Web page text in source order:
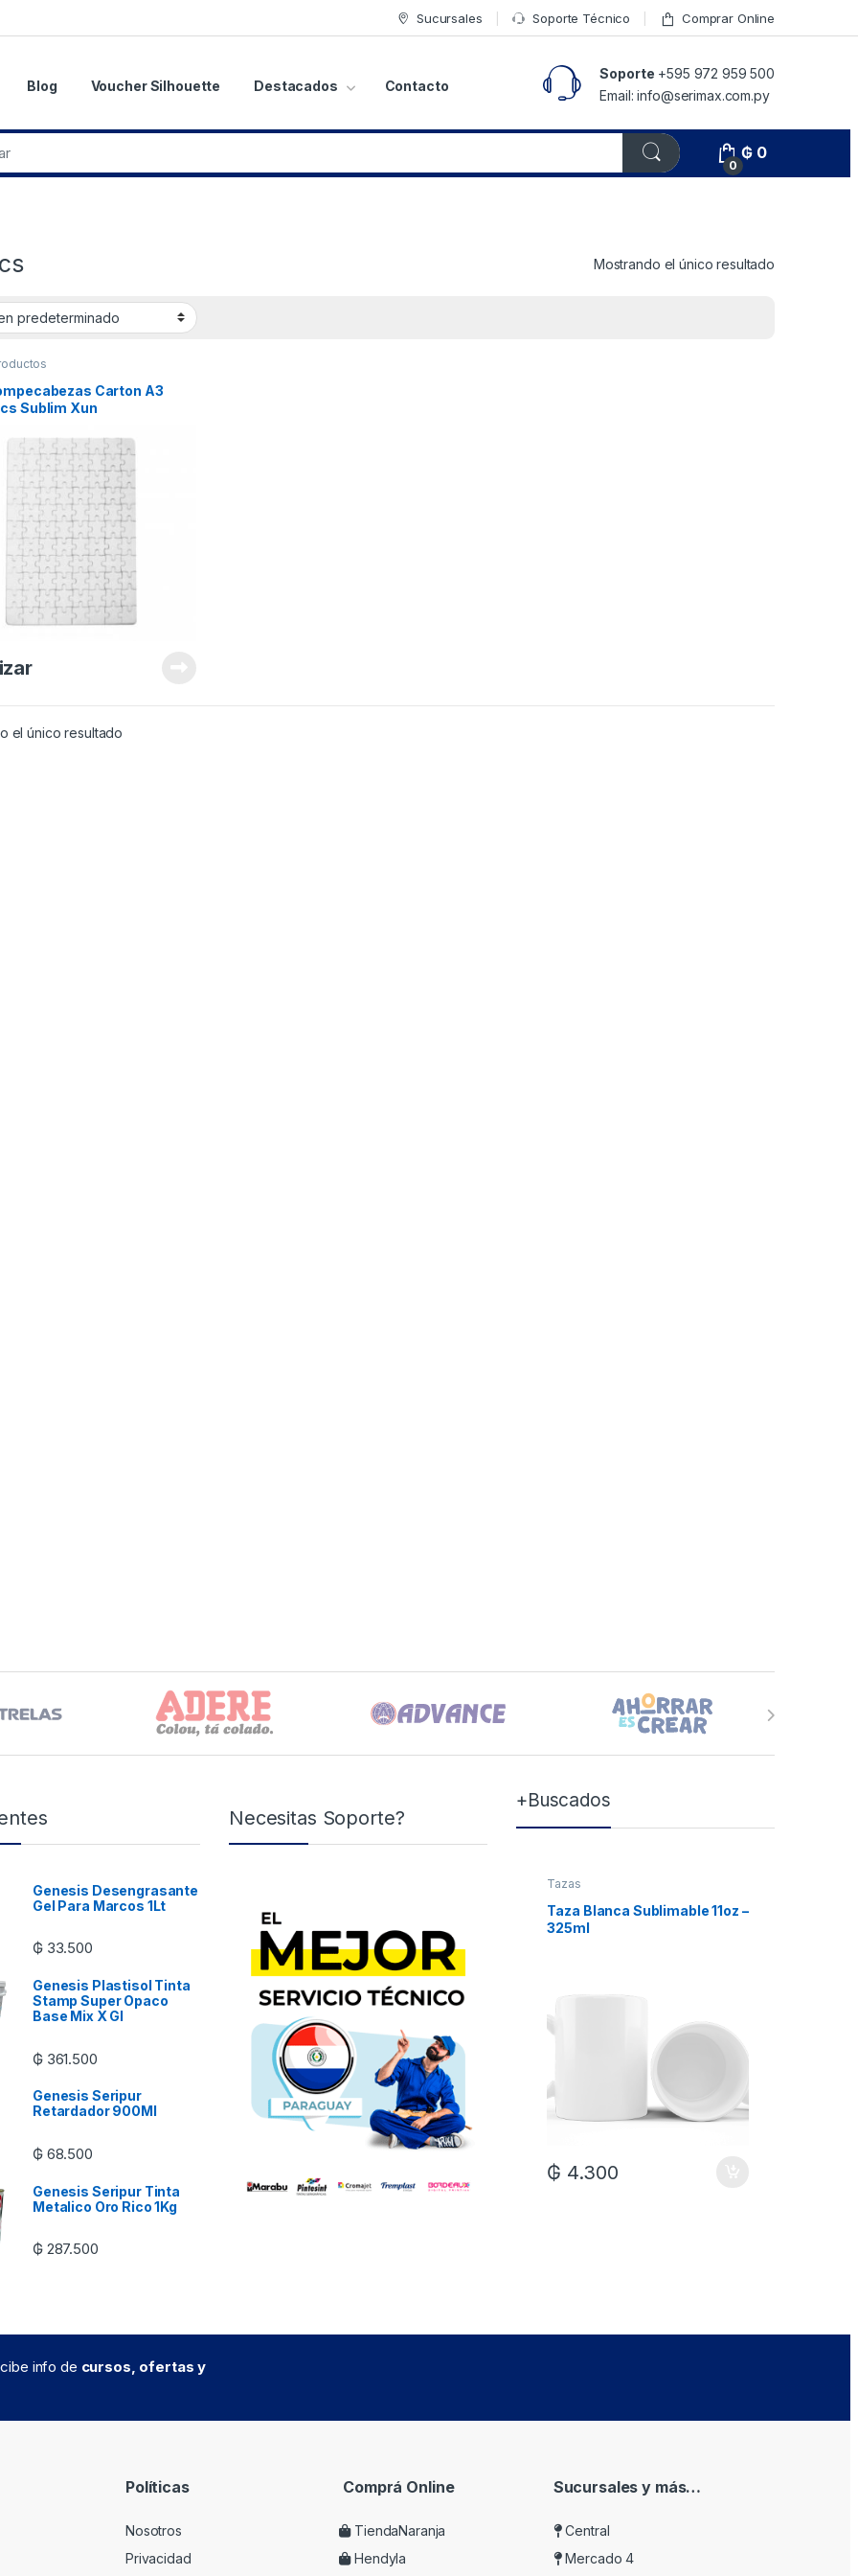
Sucursales Soporte Técnico Comprar Online
Blog Voucher Silhouette Destacados Contacto
Soporte +595 972 959 500
Email: info@serimax.com.py
0
₲ 0
Mostrando el único resultado
Carton A3
Sublim Xun
el único resultado
Genesis Desengrasante
Gel Para Marcos 1Lt
₲ 33.500
Genesis Plastisol Tinta
Stamp Super Opaco
Base Mix X Gl
₲ 361.500
Genesis Seripur
Retardador 900Ml
₲ 68.500
Genesis Seripur Tinta
Metalico Oro Rico 1Kg
₲ 287.500
Necesitas Soporte?
+Buscados
Tazas
Taza Blanca Sublimable 11oz –
325ml
₲ 4.300
info de cursos, ofertas y
Políticas
Nosotros
Privacidad
Comprá Online
TiendaNaranja
Hendyla
Sucursales y más…
Central
Mercado 4